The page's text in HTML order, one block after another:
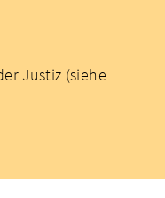
Justiz (siehe